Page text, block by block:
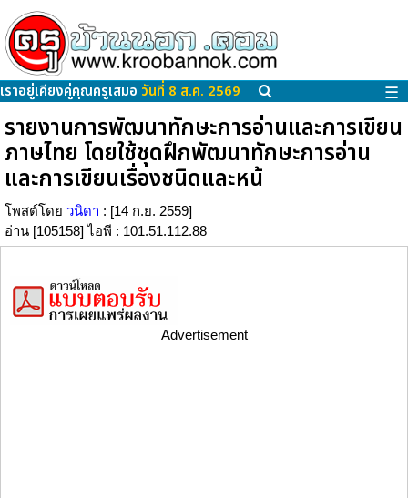
เราอยู่เคียงคู่คุณครูเสมอ วันที่ 8 ส.ค. 2569 ☰
รายงานการพัฒนาทักษะการอ่านและการเขียน
ภาษไทย โดยใช้ชุดฝึกพัฒนาทักษะการอ่าน
และการเขียนเรื่องชนิดและหน้
โพสต์โดย วนิดา : [14 ก.ย. 2559]
อ่าน [105158] ไอพี : 101.51.112.88
Advertisement